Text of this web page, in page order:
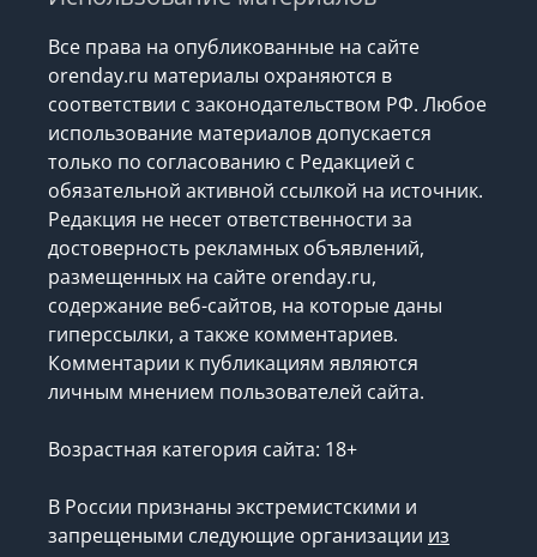
Использование материалов
Все права на опубликованные на сайте
orenday.ru материалы охраняются в
соответствии с законодательством РФ. Любое
использование материалов допускается
только по согласованию с Редакцией с
обязательной активной ссылкой на источник.
Редакция не несет ответственности за
достоверность рекламных объявлений,
размещенных на сайте orenday.ru,
содержание веб-сайтов, на которые даны
гиперссылки, а также комментариев.
личным мнением пользователей сайта.
Возрастная категория сайта: 18+